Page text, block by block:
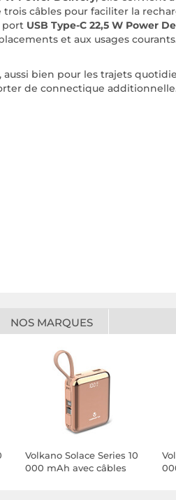
câbles pour faciliter la
port USB Type-C 22,5 W Power
et aux usages
bien pour les trajets
de connectique
NOS MARQUES
Volkano Solace Series 10
000 mAh avec câbles